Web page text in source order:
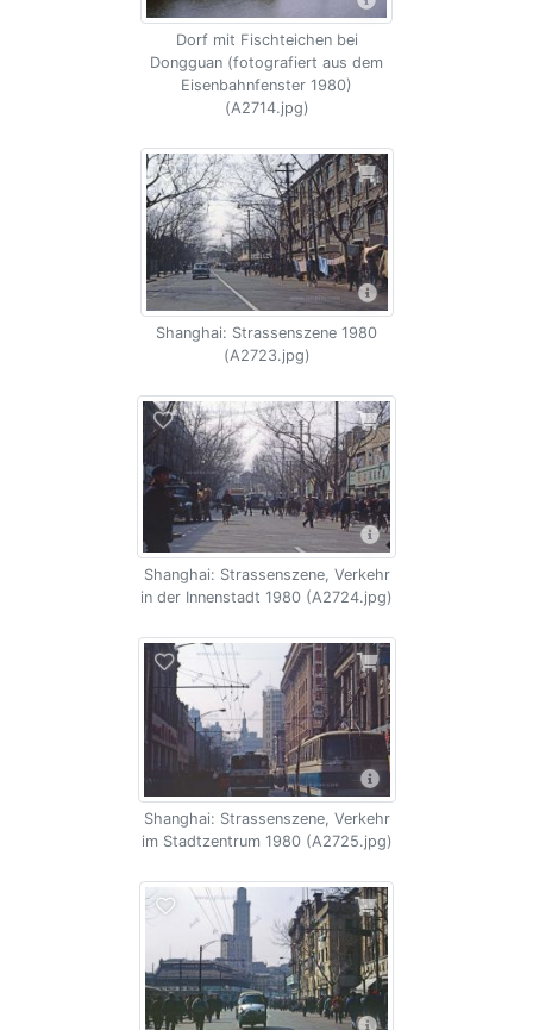
Dorf mit Fischteichen bei
Dongguan (fotografiert aus dem
Eisenbahnfenster 1980)
(A2714.jpg)
Shanghai: Strassenszene 1980
(A2723.jpg)
Shanghai: Strassenszene, Verkehr
in der Innenstadt 1980 (A2724.jpg)
Shanghai: Strassenszene, Verkehr
im Stadtzentrum 1980 (A2725.jpg)